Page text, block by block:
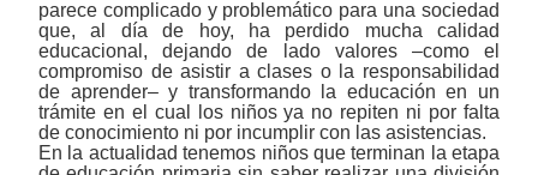
parece complicado y problemático para una sociedad
que, al día de hoy, ha perdido mucha calidad
educacional, dejando de lado valores ‒como el
compromiso de asistir a clases o la responsabilidad
de aprender‒ y transformando la educación en un
trámite en el cual los niños ya no repiten ni por falta
de conocimiento ni por incumplir con las asistencias.
En la actualidad tenemos niños que terminan la etapa